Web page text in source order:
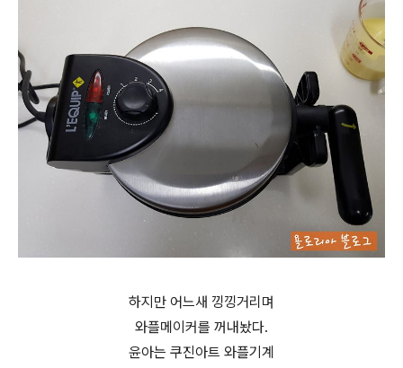
하지만 어느새 낑낑거리며
와플메이커를 꺼내놨다.
윤아는 쿠진아트 와플기계